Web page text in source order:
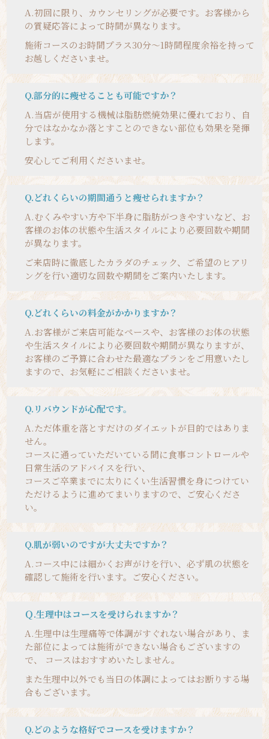
A.初回に限り、カウンセリングが必要です。お客様から
の質疑応答によって時間が異なります。
施術コースのお時間プラス30分～1時間程度余裕を持って
お越しくださいませ。
Q.部分的に痩せることも可能ですか？
A.当店が使用する機械は脂肪燃焼効果に優れており、自
分ではなかなか落とすことのできない部位も効果を発揮
します。
安心してご利用くださいませ。
Q.どれくらいの期間通うと痩せられますか？
A.むくみやすい方や下半身に脂肪がつきやすいなど、お
客様のお体の状態や生活スタイルにより必要回数や期間
が異なります。
ご来店時に徹底したカラダのチェック、ご希望のヒアリ
ングを行い適切な回数や期間をご案内いたします。
Q.どれくらいの料金がかかりますか？
A.お客様がご来店可能なペースや、お客様のお体の状態
や生活スタイルにより必要回数や期間が異なりますが、
お客様のご予算に合わせた最適なプランをご用意いたし
ますので、お気軽にご相談くださいませ。
Q.リバウンドが心配です。
A.ただ体重を落とすだけのダイエットが目的ではありま
せん。
コースに通っていただいている間に食事コントロールや
日常生活のアドバイスを行い、
コースご卒業までに太りにくい生活習慣を身につけてい
ただけるように進めてまいりますので、ご安心くださ
い。
Q.肌が弱いのですが大丈夫ですか？
A.コース中には細かくお声がけを行い、必ず肌の状態を
確認して施術を行います。ご安心ください。
Ｑ.生理中はコースを受けられますか？
A.生理中は生理痛等で体調がすぐれない場合があり、ま
た部位によっては施術ができない場合もございますの
で、 コースはおすすめいたしません。
また生理中以外でも当日の体調によってはお断りする場
合もございます。
Q.どのような格好でコースを受けますか？